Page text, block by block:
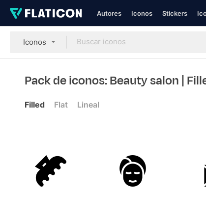
Autores Iconos Stickers
Iconos
Pack de iconos: Beauty salon |
Filled Flat Lineal